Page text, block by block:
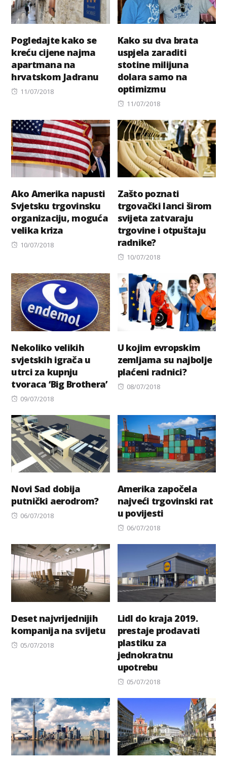
Pogledajte kako se
kreću cijene najma
apartmana na
hrvatskom Jadranu
Posted
11/07/2018
Kako su dva brata
uspjela zaraditi
stotine milijuna
dolara samo na
optimizmu
Posted
11/07/2018
Ako Amerika napusti
Svjetsku trgovinsku
organizaciju, moguća
velika kriza
Posted
10/07/2018
Zašto poznati
trgovački lanci širom
svijeta zatvaraju
trgovine i otpuštaju
radnike?
Posted
10/07/2018
Nekoliko velikih
svjetskih igrača u
utrci za kupnju
tvoraca ‘Big Brothera’
Posted
09/07/2018
U kojim evropskim
zemljama su najbolje
plaćeni radnici?
Posted
08/07/2018
Novi Sad dobija
putnički aerodrom?
Posted
06/07/2018
Amerika započela
najveći trgovinski rat
u povijesti
Posted
06/07/2018
Deset najvrijednijih
kompanija na svijetu
Posted
05/07/2018
Lidl do kraja 2019.
prestaje prodavati
plastiku za
jednokratnu
upotrebu
Posted
05/07/2018